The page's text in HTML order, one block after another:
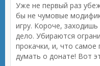
Уже не первый раз
бы не чумовые
игру. Короче,
дело. Убираются
прокачки, и, что
думать о донате! Вот